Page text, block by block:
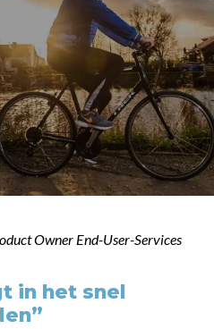
Owner End-User-Services
in het snel